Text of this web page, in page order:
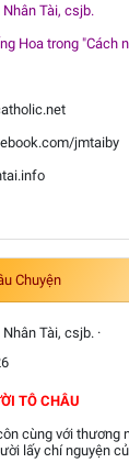
Tài, csjb.
Hoa trong "Cách
jmtaiby
Chuyện
Tài, csjb. ·
TÔ CHÂU
cùng với thương
lấy chí nguyện